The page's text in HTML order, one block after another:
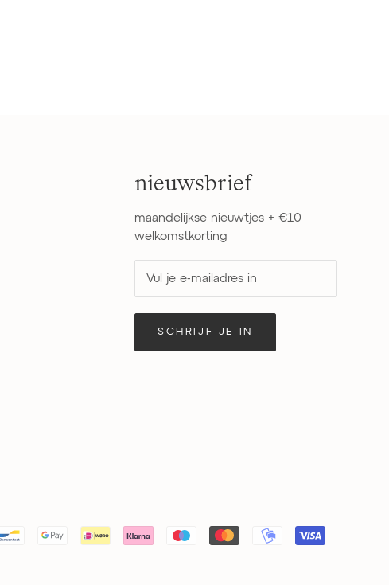
nieuwsbrief
maandelijkse nieuwtjes + €10
welkomstkorting
SCHRIJF JE IN